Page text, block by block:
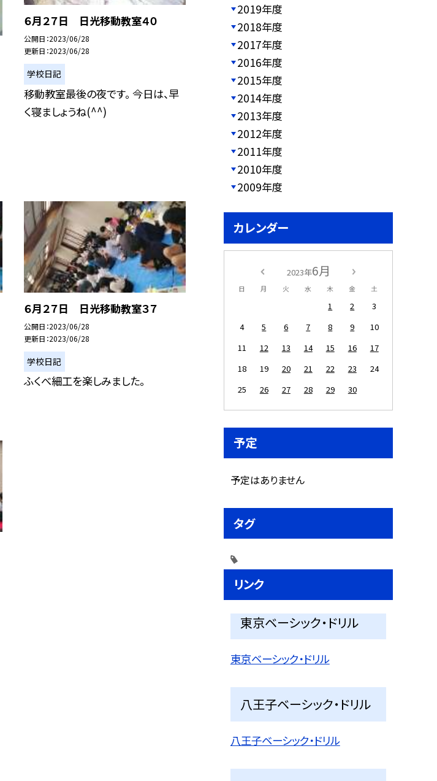
６月２７日 日光移動教室４０
公開日 2023/06/28
更新日 2023/06/28
学校日記
移動教室最後の夜です。 今日は、早
く寝ましょうね(^^)
６月２７日 日光移動教室３７
公開日 2023/06/28
更新日 2023/06/28
学校日記
ふくべ細工を楽しみました。
2019年度
2018年度
2017年度
2016年度
2015年度
2014年度
2013年度
2012年度
2011年度
2010年度
2009年度
カレンダー
2023年6月
日 月 火 水 木 金 土
1 2
3
4
5 6 7 8 9
10
11
12 13 14 15 16
17
18
19 20 21 22 23
24
25
26 27 28 29 30
予定
予定はありません
タグ
リンク
東京ベーシック・ドリル
東京ベーシック・ドリル
八王子ベーシック・ドリル
八王子ベーシック・ドリル